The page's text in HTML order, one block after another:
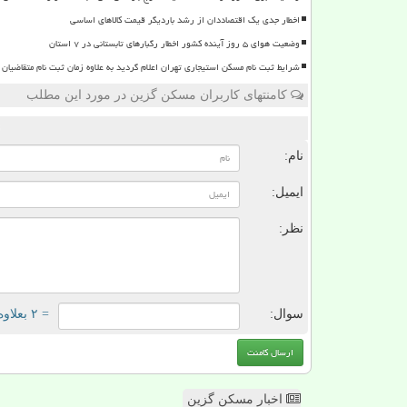
اخطار جدی یک اقتصاددان از رشد باردیگر قیمت کالاهای اساسی
وضعیت هوای ۵ روز آینده کشور اخطار رگبارهای تابستانی در ۷ استان
شرایط ثبت نام مسکن استیجاری تهران اعلام گردید به علاوه زمان ثبت نام متقاضیان
کامنتهای کاربران مسکن گزین در مورد این مطلب
نام:
ایمیل:
نظر:
سوال: = ۲ بعلاوه ۱
اخبار مسکن گزین